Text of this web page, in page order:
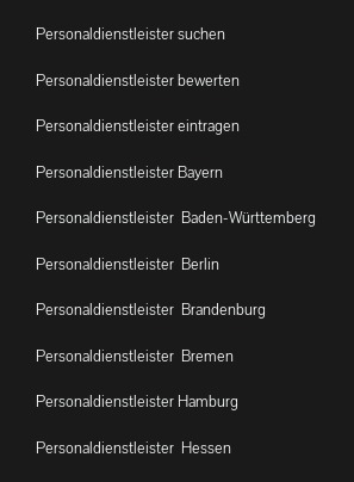
Personaldienstleister suchen
Personaldienstleister bewerten
Personaldienstleister eintragen
Personaldienstleister Bayern
Personaldienstleister Baden-Württemberg
Personaldienstleister Berlin
Personaldienstleister Brandenburg
Personaldienstleister Bremen
Personaldienstleister Hamburg
Personaldienstleister Hessen